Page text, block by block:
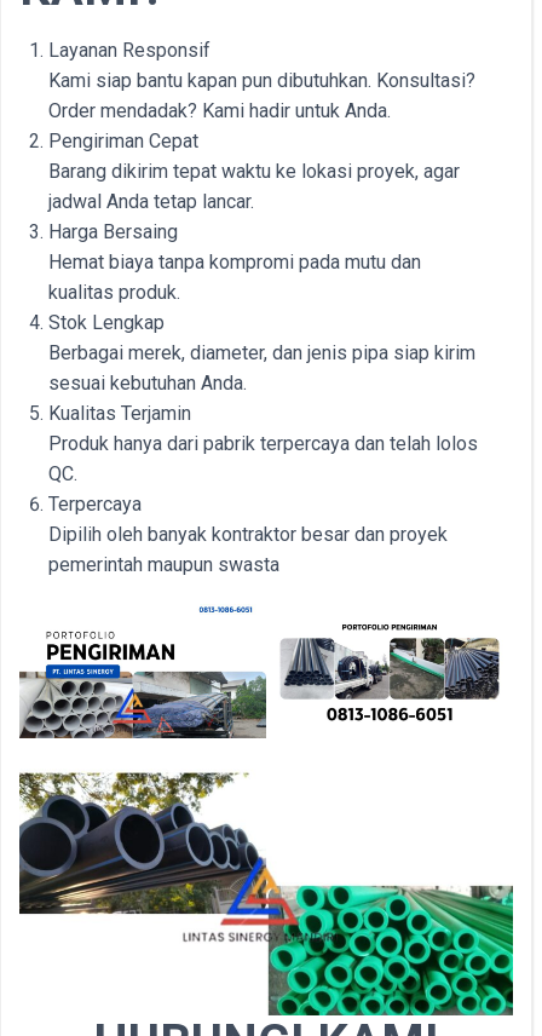
Layanan Responsif
Kami siap bantu kapan pun dibutuhkan. Konsultasi?
Order mendadak? Kami hadir untuk Anda.
Pengiriman Cepat
Barang dikirim tepat waktu ke lokasi proyek, agar
jadwal Anda tetap lancar.
Harga Bersaing
Hemat biaya tanpa kompromi pada mutu dan
kualitas produk.
Stok Lengkap
Berbagai merek, diameter, dan jenis pipa siap kirim
sesuai kebutuhan Anda.
Kualitas Terjamin
Produk hanya dari pabrik terpercaya dan telah lolos
QC.
Terpercaya
Dipilih oleh banyak kontraktor besar dan proyek
pemerintah maupun swasta